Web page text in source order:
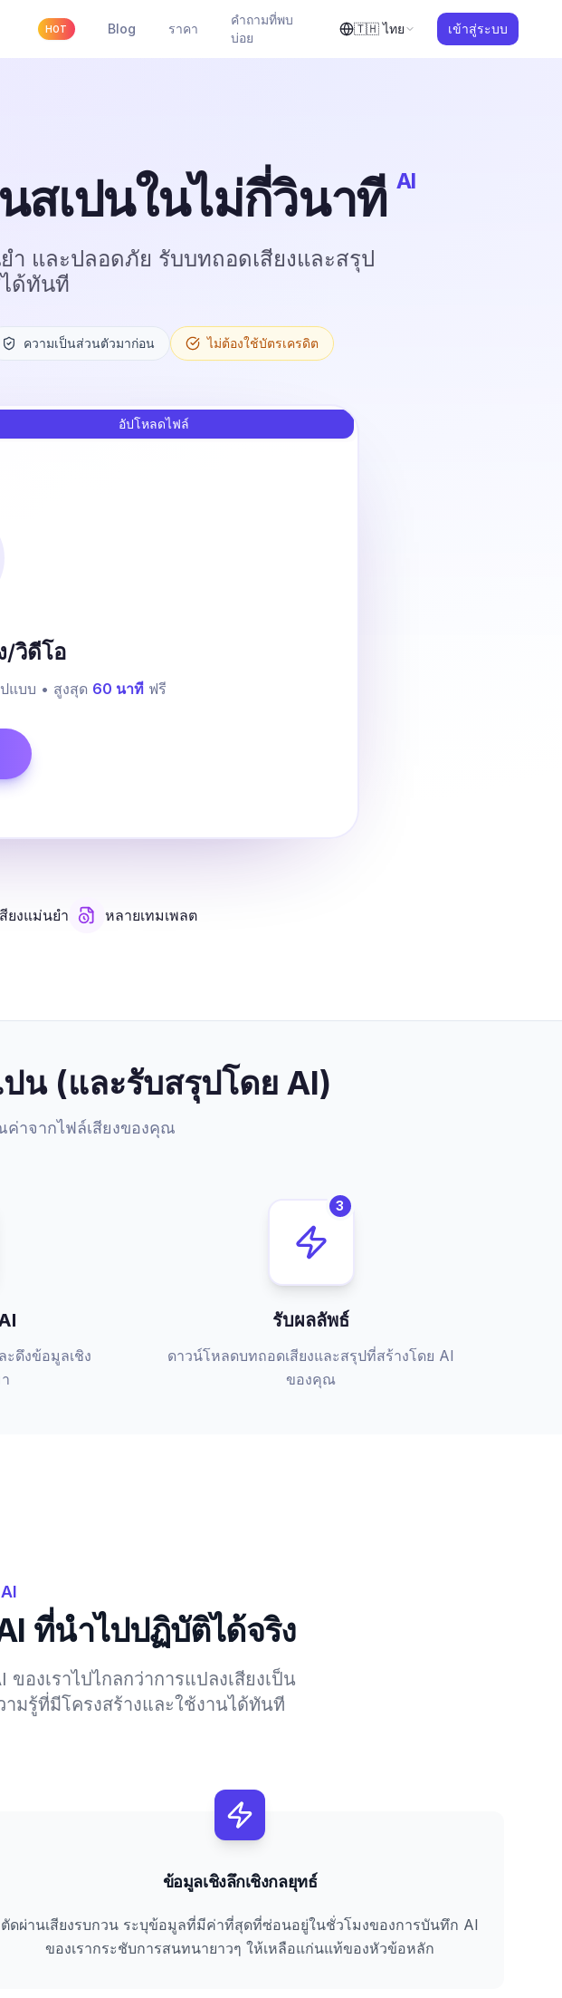
HOT Blog ราคา
คำถามที่พบ
บ่อย
🇹🇭 ไทย เข้าสู่ระบบ
สเปนในไม่กี่วินาที AI
ำ และปลอดภัย รับบทถอดเสียงและสรุป
ด้ทันที
ความเป็นส่วนตัวมาก่อน ไม่ต้องใช้บัตรเครดิต
อัปโหลดไฟล์
/วิดีโอ
แบบ • สูงสุด 60 นาที ฟรี
ยงแม่นยำ หลายเทมเพลต
น (และรับสรุปโดย AI)
าจากไฟล์เสียงของคุณ
ะดึงข้อมูลเชิง
3
รับผลลัพธ์
ดาวน์โหลดบทถอดเสียงและสรุปที่สร้างโดย AI
ของคุณ
ที่นำไปปฏิบัติได้จริง
องเราไปไกลกว่าการแปลงเสียงเป็น
มรู้ที่มีโครงสร้างและใช้งานได้ทันที
ข้อมูลเชิงลึกเชิงกลยุทธ์
ตัดผ่านเสียงรบกวน ระบุข้อมูลที่มีค่าที่สุดที่ซ่อนอยู่ในชั่วโมงของการบันทึก AI
ของเรากระชับการสนทนายาวๆ ให้เหลือแก่นแท้ของหัวข้อหลัก